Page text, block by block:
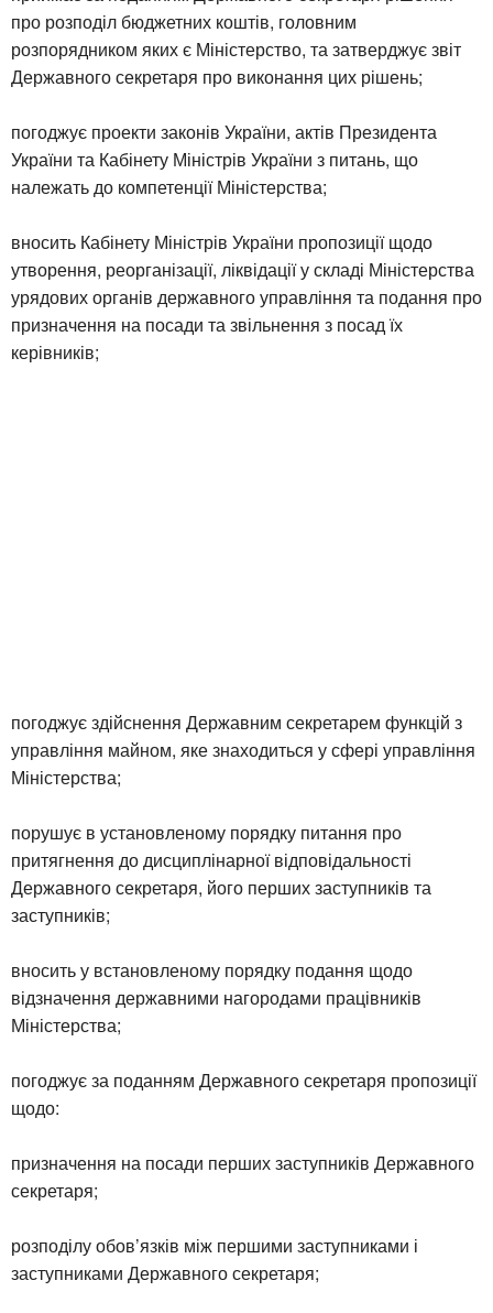
про розподіл бюджетних коштів, головним
розпорядником яких є Міністерство, та затверджує звіт
Державного секретаря про виконання цих рішень;
погоджує проекти законів України, актів Президента
України та Кабінету Міністрів України з питань, що
належать до компетенції Міністерства;
вносить Кабінету Міністрів України пропозиції щодо
утворення, реорганізації, ліквідації у складі Міністерства
урядових органів державного управління та подання про
призначення на посади та звільнення з посад їх
керівників;
погоджує здійснення Державним секретарем функцій з
управління майном, яке знаходиться у сфері управління
Міністерства;
порушує в установленому порядку питання про
притягнення до дисциплінарної відповідальності
Державного секретаря, його перших заступників та
заступників;
вносить у встановленому порядку подання щодо
відзначення державними нагородами працівників
Міністерства;
погоджує за поданням Державного секретаря пропозиції
щодо:
призначення на посади перших заступників Державного
секретаря;
розподілу обов’язків між першими заступниками і
заступниками Державного секретаря;